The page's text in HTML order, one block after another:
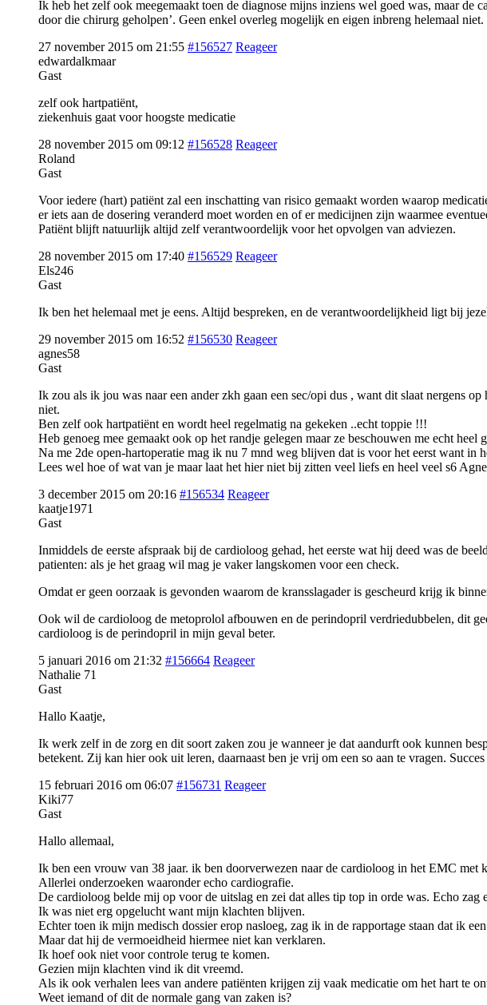
Ik heb het zelf ook meegemaakt toen de diagnose mijns inziens wel goed was, maar de
door die chirurg geholpen’. Geen enkel overleg mogelijk en eigen inbreng helemaal
27 november 2015 om 21:55 #156527 Reageer
edwardalkmaar
Gast
zelf ook hartpatiënt,
ziekenhuis gaat voor hoogste medicatie
28 november 2015 om 09:12 #156528 Reageer
Roland
Gast
Voor iedere (hart) patiënt zal een inschatting van risico gemaakt worden waarop
er iets aan de dosering veranderd moet worden en of er medicijnen zijn waarmee
Patiënt blijft natuurlijk altijd zelf verantwoordelijk voor het opvolgen van adviezen.
28 november 2015 om 17:40 #156529 Reageer
Els246
Gast
Ik ben het helemaal met je eens. Altijd bespreken, en de verantwoordelijkheid ligt bij
29 november 2015 om 16:52 #156530 Reageer
agnes58
Gast
Ik zou als ik jou was naar een ander zkh gaan een sec/opi dus , want dit slaat nergens
niet.
Ben zelf ook hartpatiënt en wordt heel regelmatig na gekeken ..echt toppie !!!
Heb genoeg mee gemaakt ook op het randje gelegen maar ze beschouwen me echt heel
Na me 2de open-hartoperatie mag ik nu 7 mnd weg blijven dat is voor het eerst want in
Lees wel hoe of wat van je maar laat het hier niet bij zitten veel liefs en heel veel s6
3 december 2015 om 20:16 #156534 Reageer
kaatje1971
Gast
Inmiddels de eerste afspraak bij de cardioloog gehad, het eerste wat hij deed was de
patienten: als je het graag wil mag je vaker langskomen voor een check.
Omdat er geen oorzaak is gevonden waarom de kransslagader is gescheurd krijg ik
Ook wil de cardioloog de metoprolol afbouwen en de perindopril verdriedubbelen, dit
cardioloog is de perindopril in mijn geval beter.
5 januari 2016 om 21:32 #156664 Reageer
Nathalie 71
Gast
Hallo Kaatje,
Ik werk zelf in de zorg en dit soort zaken zou je wanneer je dat aandurft ook kunnen
betekent. Zij kan hier ook uit leren, daarnaast ben je vrij om een so aan te vragen. Succes
15 februari 2016 om 06:07 #156731 Reageer
Kiki77
Gast
Hallo allemaal,
Ik ben een vrouw van 38 jaar. ik ben doorverwezen naar de cardioloog in het EMC
Allerlei onderzoeken waaronder echo cardiografie.
De cardioloog belde mij op voor de uitslag en zei dat alles tip top in orde was. Echo zag
Ik was niet erg opgelucht want mijn klachten blijven.
Echter toen ik mijn medisch dossier erop nasloeg, zag ik in de rapportage staan dat ik
Maar dat hij de vermoeidheid hiermee niet kan verklaren.
Ik hoef ook niet voor controle terug te komen.
Gezien mijn klachten vind ik dit vreemd.
Als ik ook verhalen lees van andere patiënten krijgen zij vaak medicatie om het hart te
Weet iemand of dit de normale gang van zaken is?